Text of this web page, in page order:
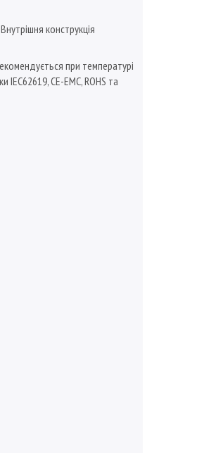
конструкція
при температурі
CE-EMC, ROHS та